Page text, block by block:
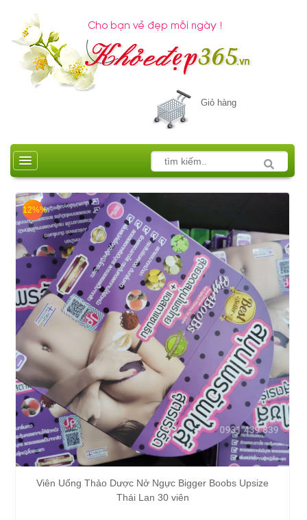
Giỏ hàng
12%%
Viên Uống Thảo Dược Nở Ngực Bigger Boobs Upsize
Thái Lan 30 viên